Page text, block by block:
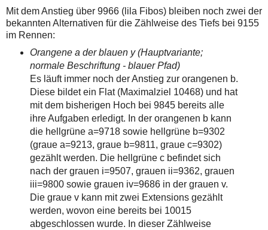
bitte
ich
um
per
Mail
robbys-
elliottwellen@online.de.
Bis
Lösung
des
Problems
die
Post
auch
auf
der
Plattform
wallstreet-
online.de
verfügbar.
Mit dem Anstieg über 9966 (lila Fibos) bleiben noch zwei der
bekannten Alternativen für die Zählweise des Tiefs bei 9155
im Rennen:
Orangene a der blauen y (Hauptvariante;
normale Beschriftung - blauer Pfad)
Es läuft immer noch der Anstieg zur orangenen b.
Diese bildet ein Flat (Maximalziel 10468) und hat
mit dem bisherigen Hoch bei 9845 bereits alle
ihre Aufgaben erledigt. In der orangenen b kann
die hellgrüne a=9718 sowie hellgrüne b=9302
(graue a=9213, graue b=9811, graue c=9302)
gezählt werden. Die hellgrüne c befindet sich
nach der grauen i=9507, grauen ii=9362, grauen
iii=9800 sowie grauen iv=9686 in der grauen v.
Die graue v kann mit zwei Extensions gezählt
werden, wovon eine bereits bei 10015
abgeschlossen wurde. In dieser Zählweise